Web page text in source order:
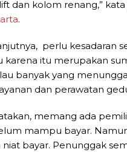
dan kolom renang,”
.
perlu kesadaran
karena itu merupakan
banyak yang
dan perawatan
memang ada
mampu bayar.
bayar. Penunggak